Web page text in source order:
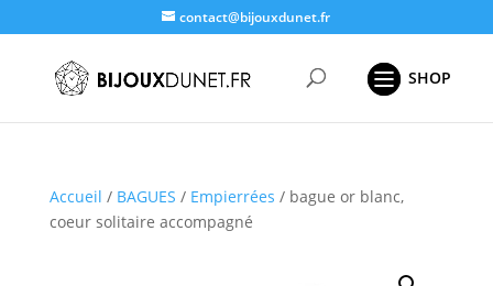
contact@bijouxdunet.fr
Accueil / BAGUES / Empierrées / bague or blanc,
coeur solitaire accompagné